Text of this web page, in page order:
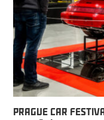
Prague Car